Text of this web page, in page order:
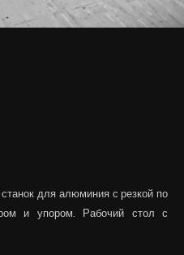
для алюминия с резкой по
и упором. Рабочий стол с